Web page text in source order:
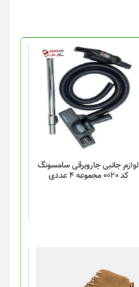
لوازم جانبی جاروبرقی سامسونگ
کد 0020 مجموعه 4 عددی